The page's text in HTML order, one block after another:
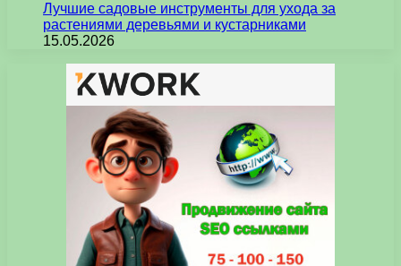
Лучшие садовые инструменты для ухода за
растениями деревьями и кустарниками
15.05.2026